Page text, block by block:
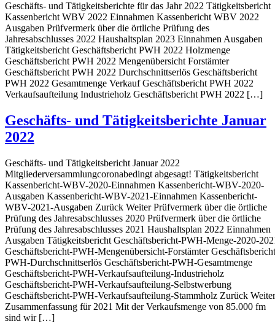
Geschäfts- und Tätigkeitsberichte für das Jahr 2022 Tätigkeitsbericht
Kassenbericht WBV 2022 Einnahmen Kassenbericht WBV 2022
Ausgaben Prüfvermerk über die örtliche Prüfung des
Jahresabschlusses 2022 Haushaltsplan 2023 Einnahmen Ausgaben
Tätigkeitsbericht Geschäftsbericht PWH 2022 Holzmenge
Geschäftsbericht PWH 2022 Mengenübersicht Forstämter
Geschäftsbericht PWH 2022 Durchschnittserlös Geschäftsbericht
PWH 2022 Gesamtmenge Verkauf Geschäftsbericht PWH 2022
Verkaufsaufteilung Industrieholz Geschäftsbericht PWH 2022 […]
Geschäfts- und Tätigkeitsberichte Januar
2022
Geschäfts- und Tätigkeitsbericht Januar 2022
Mitgliederversammlungcoronabedingt abgesagt! Tätigkeitsbericht
Kassenbericht-WBV-2020-Einnahmen Kassenbericht-WBV-2020-
Ausgaben Kassenbericht-WBV-2021-Einnahmen Kassenbericht-
WBV-2021-Ausgaben Zurück Weiter Prüfvermerk über die örtliche
Prüfung des Jahresabschlusses 2020 Prüfvermerk über die örtliche
Prüfung des Jahresabschlusses 2021 Haushaltsplan 2022 Einnahmen
Ausgaben Tätigkeitsbericht Geschäftsbericht-PWH-Menge-2020-
Geschäftsbericht-PWH-Mengenübersicht-Forstämter
PWH-Durchschnittserlös Geschäftsbericht-PWH-Gesamtmenge
Geschäftsbericht-PWH-Verkaufsaufteilung-Industrieholz
Geschäftsbericht-PWH-Verkaufsaufteilung-Selbstwerbung
Geschäftsbericht-PWH-Verkaufsaufteilung-Stammholz Zurück Weiter
Zusammenfassung für 2021 Mit der Verkaufsmenge von 85.000 fm
sind wir […]